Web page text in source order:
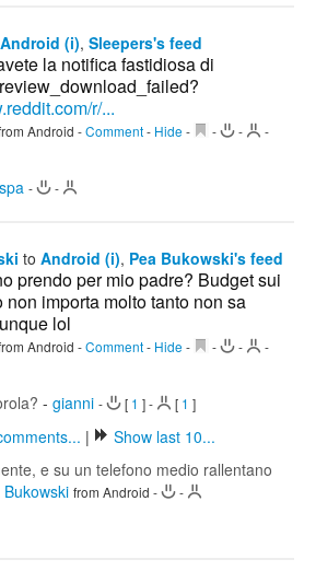
Android (i), Sleepers's feed
la notifica fastidiosa di
r/...
Android -Comment- Hide - - -
-
- -
to Android (i), Pea Bukowski's feed
prendo per mio padre? Budget sui
non importa molto tanto non sa
lol
Android -Comment- Hide - - -
-
- gianni - [ 1 ]- [ 1 ]
|
Show last 10...
e su un telefono medio rallentano
Bukowski from Android - -